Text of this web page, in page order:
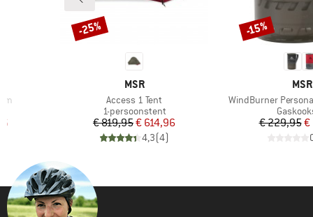
prijs
MERK
MSR
Artikel
Access 1 Tent
Productgroep
1-persoonstent
Prijs
€ 819,95Verlaagde prijs
€ 614,96
4,3(4)
Korting
-25%
MERK
MSR
Artikel
WindBurner
€ 229,95€
Korting
-15%